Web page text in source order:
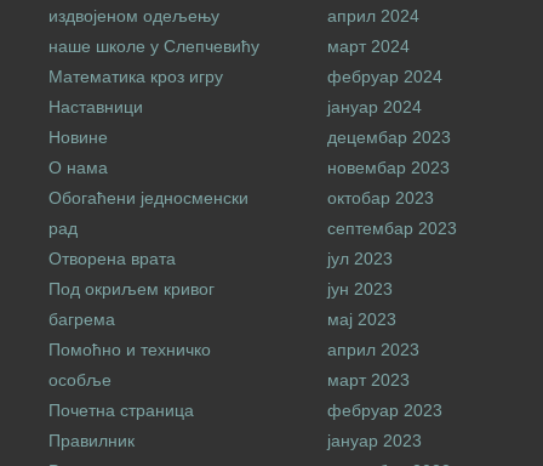
издвојеном одељењу
наше школе у Слепчевићу
Математика кроз игру
Наставници
Новине
О нама
Обогаћени једносменски
рад
Отворена врата
Под окриљем кривог
багрема
Помоћно и техничко
особље
Почетна страница
Правилник
април 2024
март 2024
фебруар 2024
јануар 2024
децембар 2023
новембар 2023
октобар 2023
септембар 2023
јул 2023
јун 2023
мај 2023
април 2023
март 2023
фебруар 2023
јануар 2023